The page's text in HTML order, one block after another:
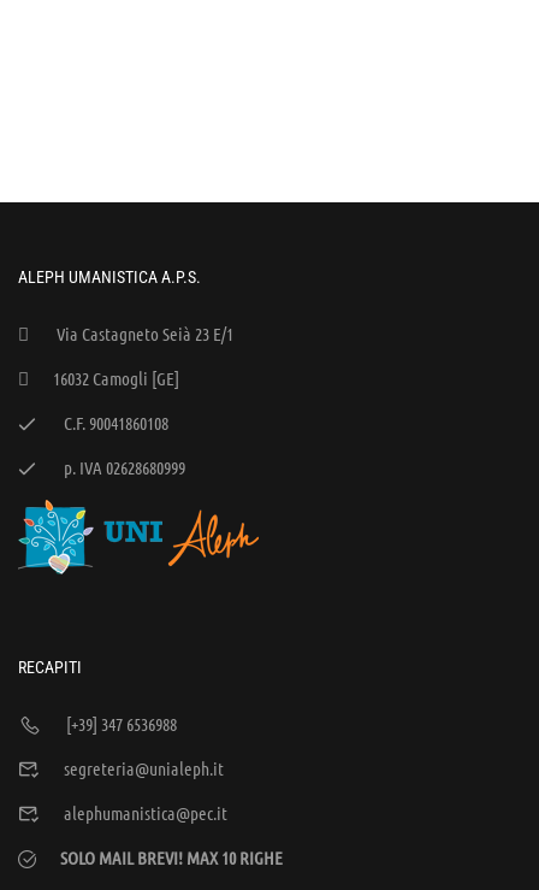
ALEPH UMANISTICA A.P.S.
Via Castagneto Seià 23 E/1
16032 Camogli [GE]
C.F. 90041860108
p. IVA 02628680999
RECAPITI
[+39] 347 6536988
segreteria@unialeph.it
alephumanistica@pec.it
SOLO MAIL BREVI! MAX 10 RIGHE